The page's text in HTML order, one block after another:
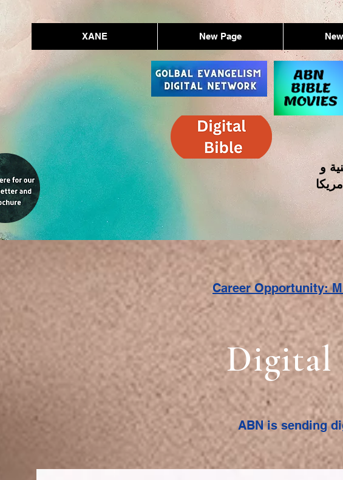
XANE New Page
و
Career Opportunity:
Digital
ABN is sending